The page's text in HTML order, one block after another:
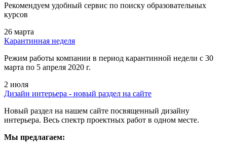
Рекомендуем удобный сервис по поиску образовательных
курсов
26 марта
Карантинная неделя
Режим работы компании в период карантинной недели c 30
марта по 5 апреля 2020 г.
2 июля
Дизайн интерьера - новый раздел на сайте
Новый раздел на нашем сайте посвященный дизайну
интерьера. Весь спектр проектных работ в одном месте.
Мы предлагаем: